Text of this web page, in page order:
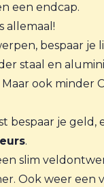
een endcap.
allemaal!
bespaar je
staal en
Maar ook minder
bespaar je geld,
.
slim
Ook weer een